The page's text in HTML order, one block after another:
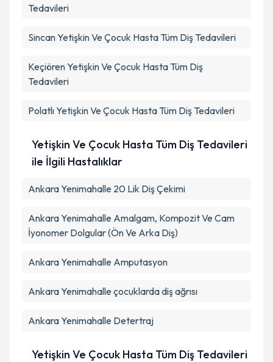
Tedavileri
SincanYetişkin Ve Çocuk Hasta Tüm Diş Tedavileri
KeçiörenYetişkin Ve Çocuk Hasta Tüm Diş
Tedavileri
PolatlıYetişkin Ve Çocuk Hasta Tüm Diş Tedavileri
Yetişkin Ve Çocuk Hasta Tüm Diş Tedavileri
ile İlgili Hastalıklar
Ankara Yenimahalle 20 Lik Diş Çekimi
Ankara Yenimahalle Amalgam, Kompozit Ve Cam
İyonomer Dolgular (Ön Ve Arka Diş)
Ankara Yenimahalle Amputasyon
Ankara Yenimahalle çocuklarda diş ağrısı
Ankara Yenimahalle Detertraj
Yetişkin Ve Çocuk Hasta Tüm Diş Tedavileri